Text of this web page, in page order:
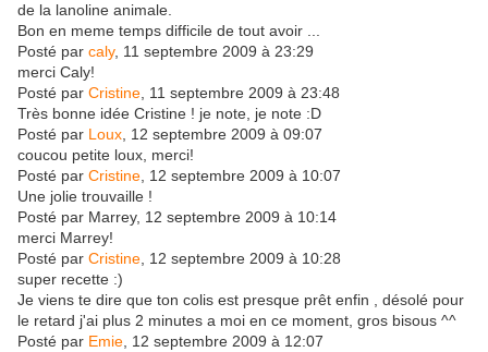
de la lanoline animale.
Bon en meme temps difficile de tout avoir ...
Posté par caly, 11 septembre 2009 à 23:29
merci Caly!
Posté par Cristine , 11 septembre 2009 à 23:48
Très bonne idée Cristine ! je note, je note :D
Posté par Loux , 12 septembre 2009 à 09:07
coucou petite loux, merci!
Posté par Cristine , 12 septembre 2009 à 10:07
Une jolie trouvaille !
Posté par Marrey, 12 septembre 2009 à 10:14
merci Marrey!
Posté par Cristine , 12 septembre 2009 à 10:28
super recette :)
Je viens te dire que ton colis est presque prêt enfin , désolé pour
le retard j'ai plus 2 minutes a moi en ce moment, gros bisous ^^
Posté par Emie , 12 septembre 2009 à 12:07